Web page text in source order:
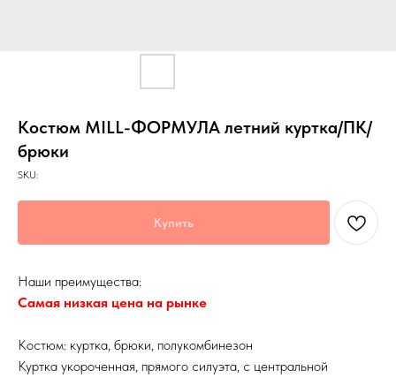
Костюм MILL-ФОРМУЛА летний куртка/ПК/
брюки
SKU:
Купить
Наши преимущества:
Самая низкая цена на рынке
Костюм: куртка, брюки, полукомбинезон
Куртка укороченная, прямого силуэта, с центральной